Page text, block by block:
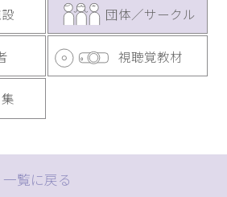
団体／サークル
視聴覚教材
覧に戻る